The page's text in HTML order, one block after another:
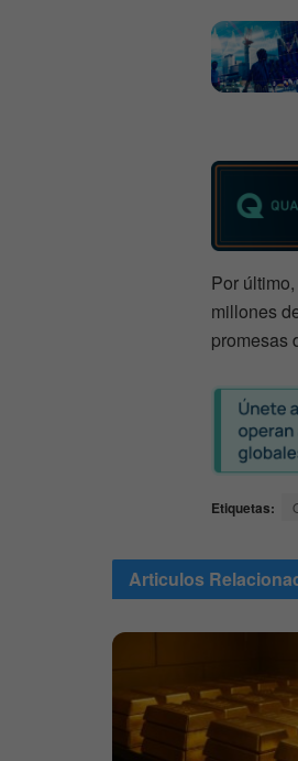
Por
millones
promesas
Etiquetas:
Articulos